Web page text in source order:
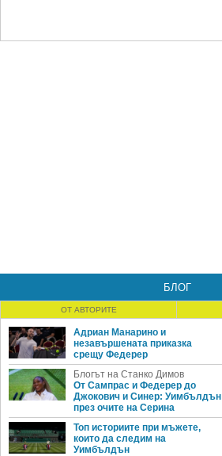
БЛОГ
ОТ АВТОРИТЕ
Адриан Манарино и
незавършената приказка
срещу Федерер
Блогът на Станко Димов
От Сампрас и Федерер до
Джокович и Синер: Уимбълдън
през очите на Серина
Топ историите при мъжете,
които да следим на
Уимбълдън